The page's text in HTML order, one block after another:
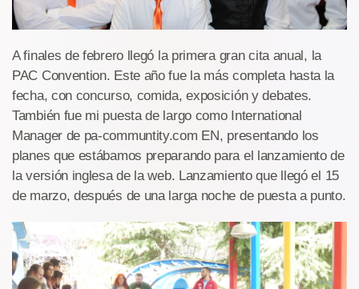
A finales de febrero llegó la primera gran cita anual, la
PAC Convention. Este año fue la más completa hasta la
fecha, con concurso, comida, exposición y debates.
También fue mi puesta de largo como International
Manager de pa-communtity.com EN, presentando los
planes que estábamos preparando para el lanzamiento de
la versión inglesa de la web. Lanzamiento que llegó el 15
de marzo, después de una larga noche de puesta a punto.